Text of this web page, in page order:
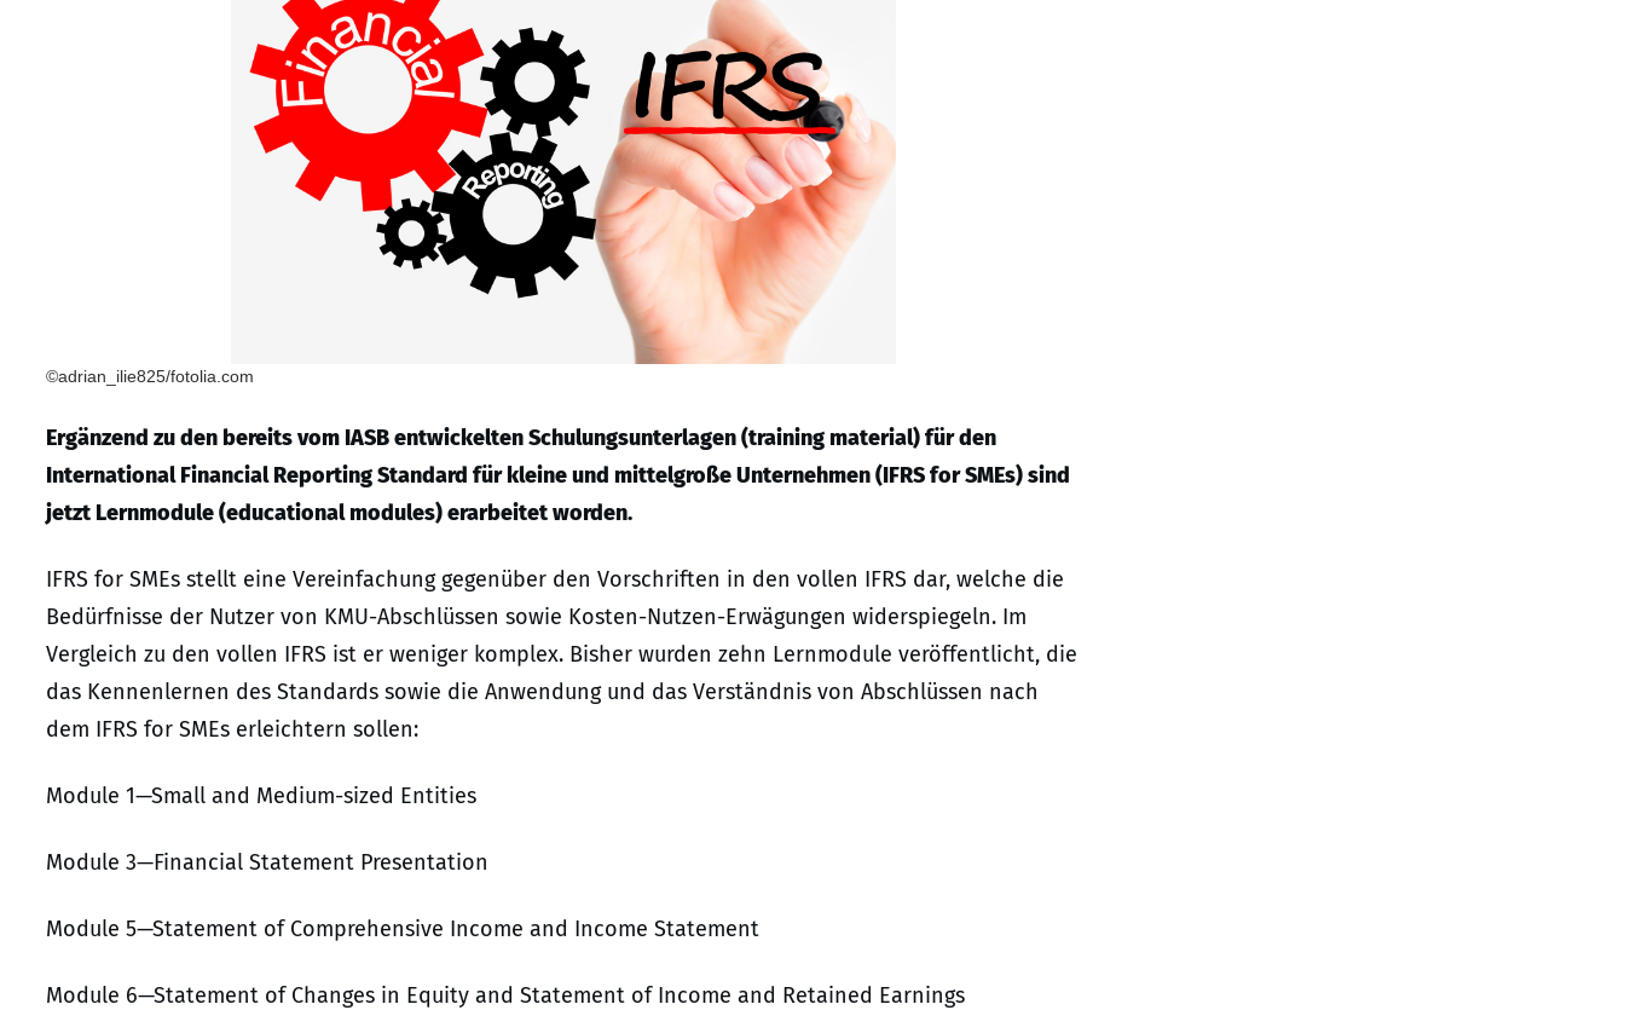
©adrian_ilie825/fotolia.com
Ergänzend zu den bereits vom IASB entwickelten Schulungsunterlagen (training material) für den
International Financial Reporting Standard für kleine und mittelgroße Unternehmen (IFRS for SMEs) sind
jetzt Lernmodule (educational modules) erarbeitet worden.
IFRS for SMEs stellt eine Vereinfachung gegenüber den Vorschriften in den vollen IFRS dar, welche die
Bedürfnisse der Nutzer von KMU-Abschlüssen sowie Kosten-Nutzen-Erwägungen widerspiegeln. Im
Vergleich zu den vollen IFRS ist er weniger komplex. Bisher wurden zehn Lernmodule veröffentlicht, die
das Kennenlernen des Standards sowie die Anwendung und das Verständnis von Abschlüssen nach
dem IFRS for SMEs erleichtern sollen:
Module 1—Small and Medium-sized Entities
Module 3—Financial Statement Presentation
Module 5—Statement of Comprehensive Income and Income Statement
Module 6—Statement of Changes in Equity and Statement of Income and Retained Earnings